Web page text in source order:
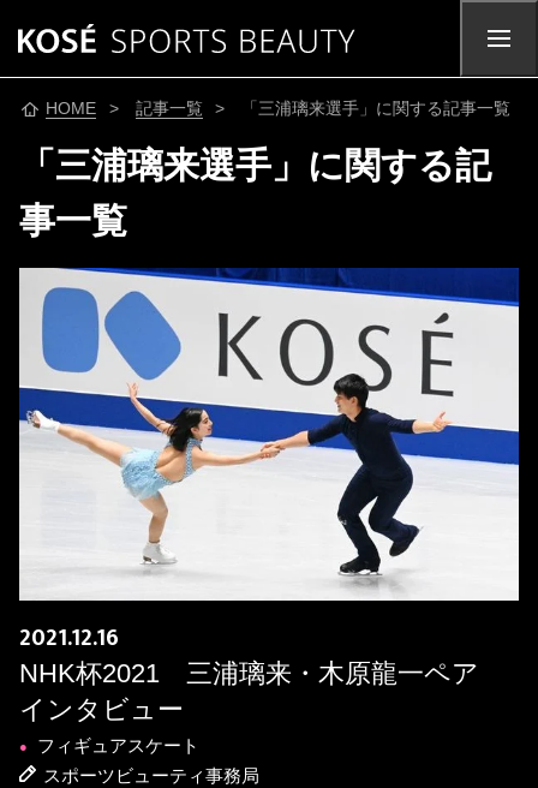
HOME > 記事一覧 > 「三浦璃来選手」に関する記事一覧
「三浦璃来選手」に関する記
事一覧
2021.12.16
NHK杯2021 三浦璃来・木原龍一ペア
インタビュー
●
フィギュアスケート
スポーツビューティ事務局